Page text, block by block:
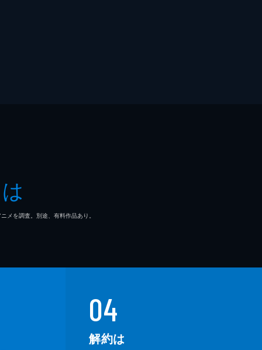
を調査。別途、有料作品あり。
04
解約は